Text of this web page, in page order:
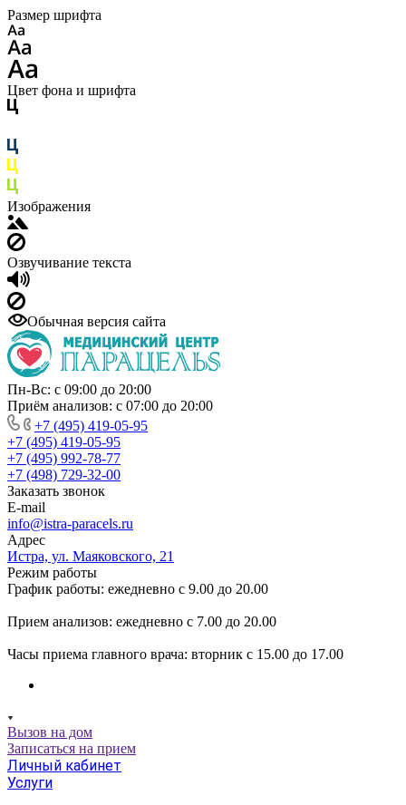
Размер шрифта
Цвет фона и шрифта
Изображения
Озвучивание текста
Обычная версия сайта
Пн-Вс: с 09:00 до 20:00
Приём анализов: с 07:00 до 20:00
+7 (495) 419-05-95
+7 (495) 419-05-95
+7 (495) 992-78-77
+7 (498) 729-32-00
Заказать звонок
E-mail
info@istra-paracels.ru
Адрес
Истра, ул. Маяковского, 21
Режим работы
График работы: ежедневно с 9.00 до 20.00
Прием анализов: ежедневно с 7.00 до 20.00
Часы приема главного врача: вторник с 15.00 до 17.00
Вызов на дом
Записаться на прием
Личный кабинет
Услуги